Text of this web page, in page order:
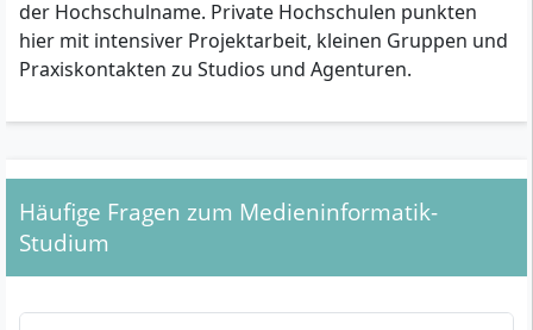
der Hochschulname. Private Hochschulen punkten
hier mit intensiver Projektarbeit, kleinen Gruppen und
Praxiskontakten zu Studios und Agenturen.
Häufige Fragen zum Medieninformatik-
Studium